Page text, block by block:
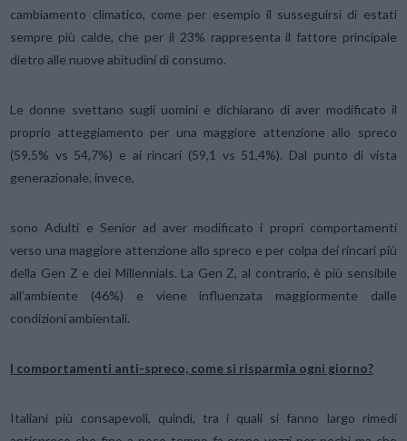
cambiamento climatico, come per esempio il susseguirsi di estati
sempre più calde, che per il 23% rappresenta il fattore principale
dietro alle nuove abitudini di consumo.
Le donne svettano sugli uomini e dichiarano di aver modificato il
proprio atteggiamento per una maggiore attenzione allo spreco
(59,5% vs 54,7%) e ai rincari (59,1 vs 51,4%). Dal punto di vista
generazionale, invece,
sono Adulti e Senior ad aver modificato i propri comportamenti
verso una maggiore attenzione allo spreco e per colpa dei rincari più
della Gen Z e dei Millennials. La Gen Z, al contrario, è più sensibile
all’ambiente (46%) e viene influenzata maggiormente dalle
condizioni ambientali.
I comportamenti anti-spreco, come si risparmia ogni giorno?
Italiani più consapevoli, quindi, tra i quali si fanno largo rimedi